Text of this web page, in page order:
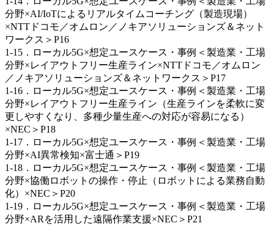
分野×AI/IoTによるリアルタイムコーチング（製造現場）
×NTTドコモ／オムロン／ノキアソリューションズ＆ネット
ワークス＞P16
1-15．ローカル5G×想定ユースケース・事例＜製造業・工場
分野×レイアウトフリー生産ライン×NTTドコモ／オムロン
／ノキアソリューションズ＆ネットワークス＞P17
1-16．ローカル5G×想定ユースケース・事例＜製造業・工場
分野×レイアウトフリー生産ライン（生産ラインを柔軟に変
更しやすくなり、多種少量生産への対応が容易になる）
×NEC＞P18
1-17．ローカル5G×想定ユースケース・事例＜製造業・工場
分野×AI異常検知×富士通＞P19
1-18．ローカル5G×想定ユースケース・事例＜製造業・工場
分野×協働ロボットの操作・停止（ロボットによる業務自動
化）×NEC＞P20
1-19．ローカル5G×想定ユースケース・事例＜製造業・工場
分野×ARを活用した遠隔作業支援×NEC＞P21